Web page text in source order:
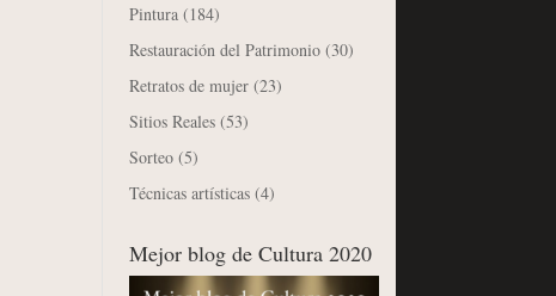
Pintura (184)
Restauración del Patrimonio (30)
Retratos de mujer (23)
Sitios Reales (53)
Sorteo (5)
Técnicas artísticas (4)
Mejor blog de Cultura 2020